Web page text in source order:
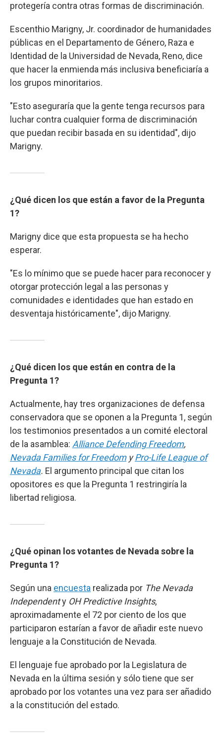
protegería contra otras formas de discriminación.
Escenthio Marigny, Jr. coordinador de humanidades
públicas en el Departamento de Género, Raza e
Identidad de la Universidad de Nevada, Reno, dice
que hacer la enmienda más inclusiva beneficiaría a
los grupos minoritarios.
"Esto aseguraría que la gente tenga recursos para
luchar contra cualquier forma de discriminación
que puedan recibir basada en su identidad", dijo
Marigny.
¿Qué dicen los que están a favor de la Pregunta
1?
Marigny dice que esta propuesta se ha hecho
esperar.
"Es lo mínimo que se puede hacer para reconocer y
otorgar protección legal a las personas y
comunidades e identidades que han estado en
desventaja históricamente", dijo Marigny.
¿Qué dicen los que están en contra de la
Pregunta 1?
Actualmente, hay tres organizaciones de defensa
conservadora que se oponen a la Pregunta 1, según
los testimonios presentados a un comité electoral
de la asamblea: Alliance Defending Freedom,
Nevada Families for FreedomyPro-Life League of
Nevada. El argumento principal que citan los
opositores es que la Pregunta 1 restringiría la
libertad religiosa.
¿Qué opinan los votantes de Nevada sobre la
Pregunta 1?
Según una encuesta realizada por The Nevada
Independenty OH Predictive Insights,
aproximadamente el 72 por ciento de los que
participaron estarían a favor de añadir este nuevo
lenguaje a la Constitución de Nevada.
El lenguaje fue aprobado por la Legislatura de
Nevada en la última sesión y sólo tiene que ser
aprobado por los votantes una vez para ser añadido
a la constitución del estado.